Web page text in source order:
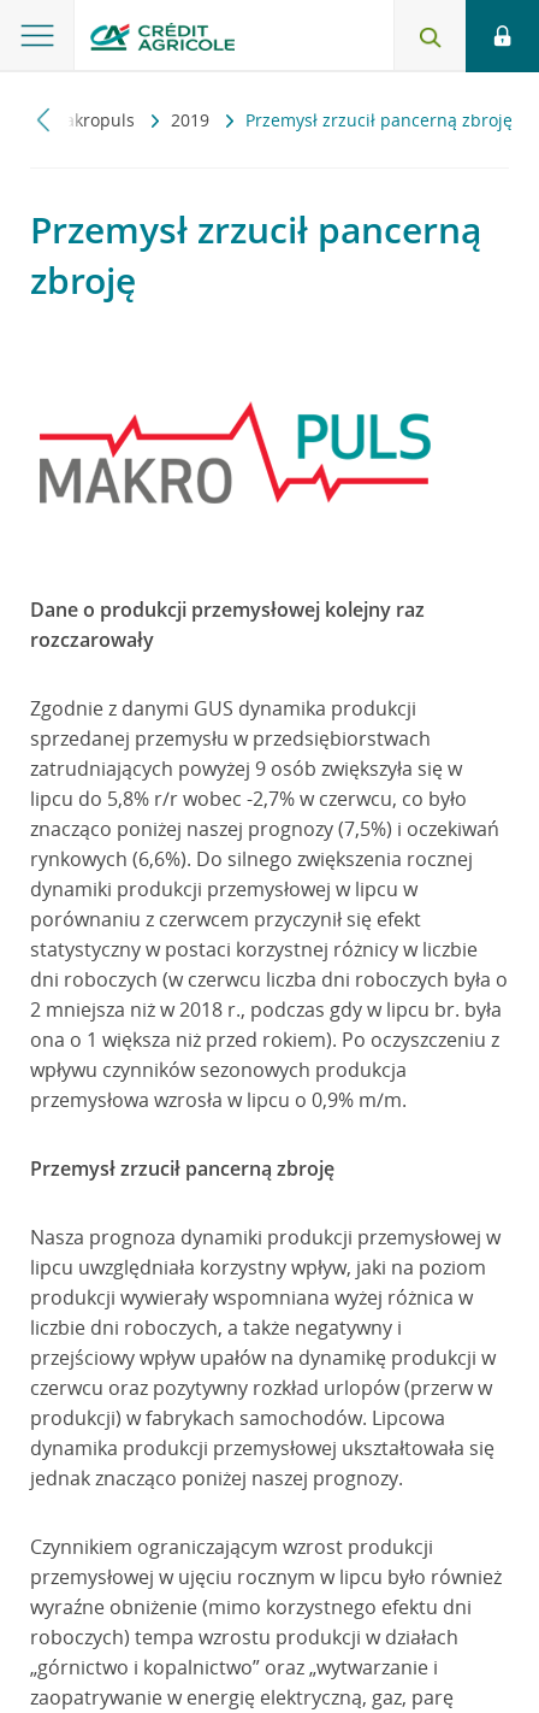
Makropuls 2019 Przemysł zrzucił pancerną zbroję
Przemysł zrzucił pancerną
zbroję
Dane o produkcji przemysłowej kolejny raz
rozczarowały
Zgodnie z danymi GUS dynamika produkcji
sprzedanej przemysłu w przedsiębiorstwach
zatrudniających powyżej 9 osób zwiększyła się w
lipcu do 5,8% r/r wobec -2,7% w czerwcu, co było
znacząco poniżej naszej prognozy (7,5%) i oczekiwań
rynkowych (6,6%). Do silnego zwiększenia rocznej
dynamiki produkcji przemysłowej w lipcu w
porównaniu z czerwcem przyczynił się efekt
statystyczny w postaci korzystnej różnicy w liczbie
dni roboczych (w czerwcu liczba dni roboczych była o
2 mniejsza niż w 2018 r., podczas gdy w lipcu br. była
ona o 1 większa niż przed rokiem). Po oczyszczeniu z
wpływu czynników sezonowych produkcja
przemysłowa wzrosła w lipcu o 0,9% m/m.
Przemysł zrzucił pancerną zbroję
Nasza prognoza dynamiki produkcji przemysłowej w
lipcu uwzględniała korzystny wpływ, jaki na poziom
produkcji wywierały wspomniana wyżej różnica w
liczbie dni roboczych, a także negatywny i
przejściowy wpływ upałów na dynamikę produkcji w
czerwcu oraz pozytywny rozkład urlopów (przerw w
produkcji) w fabrykach samochodów. Lipcowa
dynamika produkcji przemysłowej ukształtowała się
jednak znacząco poniżej naszej prognozy.
Czynnikiem ograniczającym wzrost produkcji
przemysłowej w ujęciu rocznym w lipcu było również
wyraźne obniżenie (mimo korzystnego efektu dni
roboczych) tempa wzrostu produkcji w działach
„górnictwo i kopalnictwo” oraz „wytwarzanie i
zaopatrywanie w energię elektryczną, gaz, parę